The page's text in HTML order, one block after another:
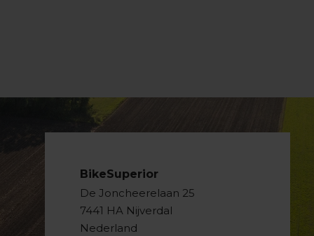
BikeSuperior
De Joncheerelaan 25
7441 HA Nijverdal
Nederland